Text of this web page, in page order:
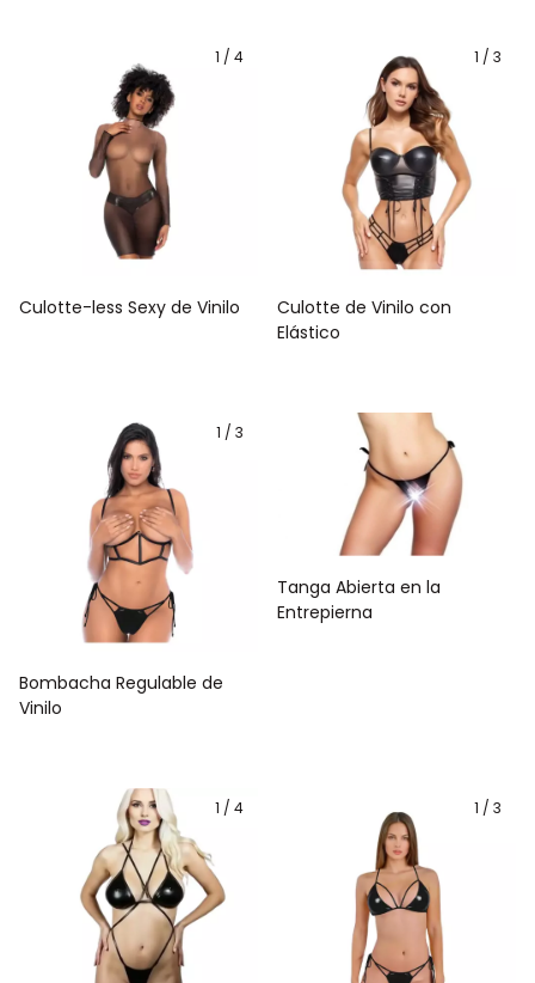
1 / 4
Culotte-less Sexy de Vinilo
1 / 3
Culotte de Vinilo con
Elástico
1 / 3
Bombacha Regulable de
Vinilo
Tanga Abierta en la
Entrepierna
1 / 4 1 / 3